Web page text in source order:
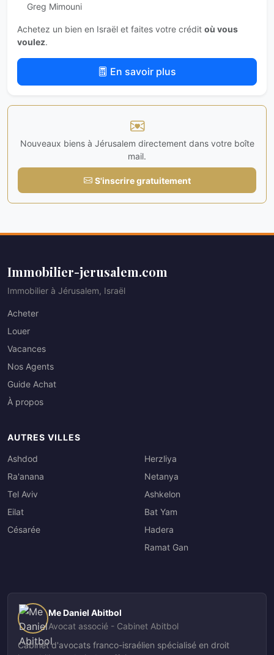
Greg Mimouni
Achetez un bien en Israël et faites votre crédit où vous
voulez.
En savoir plus
Nouveaux biens à Jérusalem directement dans votre boîte
mail.
S'inscrire gratuitement
Immobilier-jerusalem.com
Immobilier à Jérusalem, Israël
Acheter
Louer
Vacances
Nos Agents
Guide Achat
À propos
AUTRES VILLES
Ashdod
Ra'anana
Tel Aviv
Eilat
Césarée
Herzliya
Netanya
Ashkelon
Bat Yam
Hadera
Ramat Gan
Me Daniel Abitbol
Avocat associé - Cabinet Abitbol
Cabinet d'avocats franco-israélien spécialisé en droit